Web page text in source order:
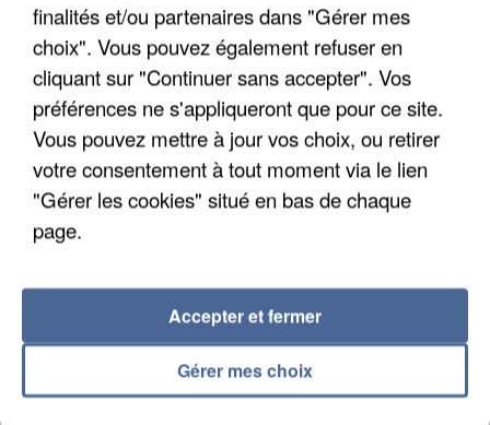
L’UN DES FONDATEURS SUPPOSÉS DE LA DZ
MAFIA INTERPELLÉ EN ALGÉRIE
finalités et/ou partenaires dans "Gérer mes
choix". Vous pouvez également refuser en
cliquant sur "Continuer sans accepter". Vos
préférences ne s'appliqueront que pour ce site.
Vous pouvez mettre à jour vos choix, ou retirer
votre consentement à tout moment via le lien
"Gérer les cookies" situé en bas de chaque
page.
Gérer mes choix
Accepter et fermer